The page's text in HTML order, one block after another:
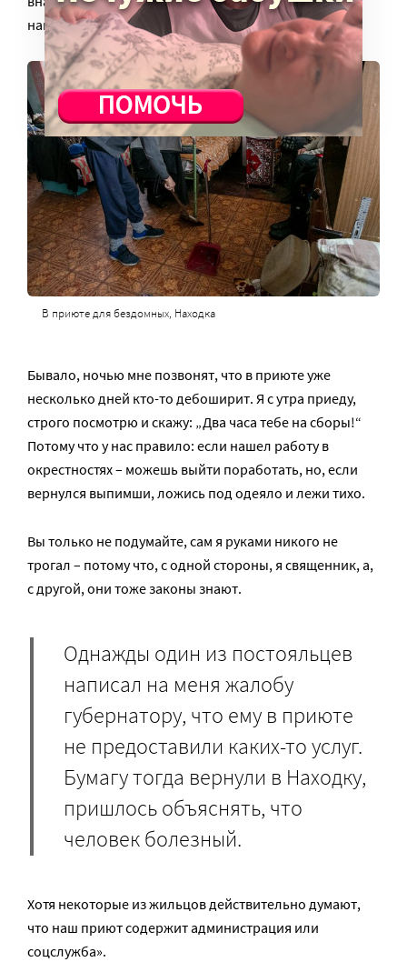
наводить так, что Республика ШКИД отдыхает.
В приюте для бездомных, Находка
Бывало, ночью мне позвонят, что в приюте уже
несколько дней кто-то дебоширит. Я с утра приеду,
строго посмотрю и скажу: „Два часа тебе на сборы!“
Потому что у нас правило: если нашел работу в
окрестностях – можешь выйти поработать, но, если
вернулся выпимши, ложись под одеяло и лежи тихо.
Вы только не подумайте, сам я руками никого не
трогал – потому что, с одной стороны, я священник, а,
с другой, они тоже законы знают.
Однажды один из постояльцев
написал на меня жалобу
губернатору, что ему в приюте
не предоставили каких-то услуг.
Бумагу тогда вернули в Находку,
пришлось объяснять, что
человек болезный.
Хотя некоторые из жильцов действительно думают,
что наш приют содержит администрация или
соцслужба».